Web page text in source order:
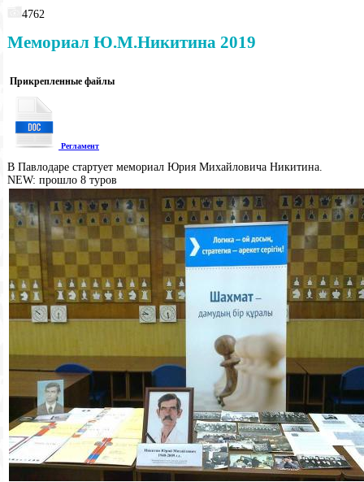
4762
Мемориал Ю.М.Никитина 2019
Прикрепленные файлы
Регламент
В Павлодаре стартует мемориал Юрия Михайловича Никитина.
NEW: прошло 8 туров